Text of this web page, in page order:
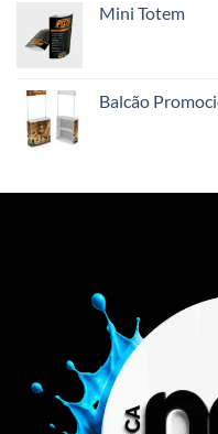
Mini Totem
Balcão